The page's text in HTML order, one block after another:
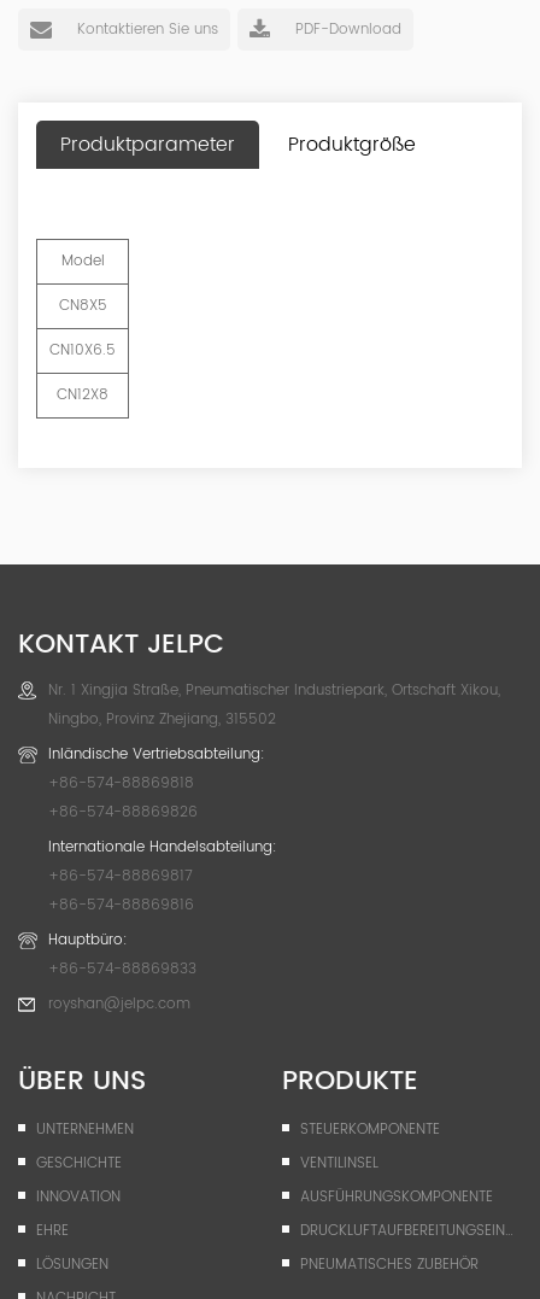
Kontaktieren Sie uns PDF-Download
Produktparameter Produktgröße
Model
CN8X5
CN10X6.5
CN12X8
KONTAKT JELPC
Nr. 1 Xingjia Straße, Pneumatischer Industriepark, Ortschaft Xikou,
Ningbo, Provinz Zhejiang, 315502
Inländische Vertriebsabteilung:
+86-574-88869818
+86-574-88869826
Internationale Handelsabteilung:
+86-574-88869817
+86-574-88869816
Hauptbüro:
+86-574-88869833
royshan@jelpc.com
ÜBER UNS
UNTERNEHMEN
GESCHICHTE
INNOVATION
EHRE
LÖSUNGEN
PRODUKTE
STEUERKOMPONENTE
VENTILINSEL
AUSFÜHRUNGSKOMPONENTE
DRUCKLUFTAUFBEREITUNGSEINHEIT
PNEUMATISCHES ZUBEHÖR